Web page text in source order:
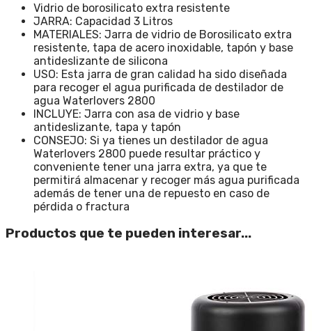
Vidrio de borosilicato extra resistente
JARRA: Capacidad 3 Litros
MATERIALES: Jarra de vidrio de Borosilicato extra
resistente, tapa de acero inoxidable, tapón y base
antideslizante de silicona
USO: Esta jarra de gran calidad ha sido diseñada
para recoger el agua purificada de destilador de
agua Waterlovers 2800
INCLUYE: Jarra con asa de vidrio y base
antideslizante, tapa y tapón
CONSEJO: Si ya tienes un destilador de agua
Waterlovers 2800 puede resultar práctico y
conveniente tener una jarra extra, ya que te
permitirá almacenar y recoger más agua purificada
además de tener una de repuesto en caso de
pérdida o fractura
Productos que te pueden interesar...